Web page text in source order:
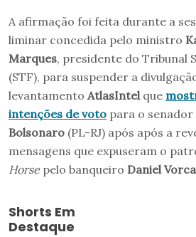
A afirmação foi feita durante a
liminar concedida pelo ministro
Marques, presidente do Tribunal
(STF), para suspender a
levantamento AtlasIntelque
intenções de voto para o senador
Bolsonaro (PL-RJ) após após a
mensagens que expuseram o
Horsepelo banqueiro Daniel
Shorts Em
Destaque